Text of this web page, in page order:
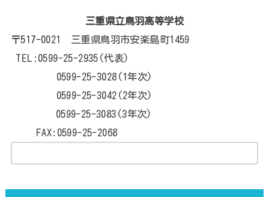
三重県立鳥羽高等学校
〒517-0021 三重県鳥羽市安楽島町1459
TEL:0599-25-2935(代表)
0599-25-3028(1年次)
0599-25-3042(2年次)
0599-25-3083(3年次)
FAX:0599-25-2068